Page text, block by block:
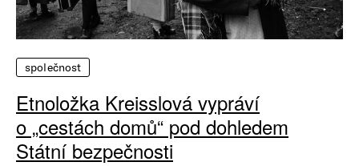
společnost
Etnoložka Kreisslová vypráví
o „cestách domů“ pod dohledem
Státní bezpečnosti